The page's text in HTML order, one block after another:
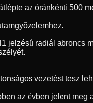
az óránkénti 500
radiál abroncs
vezetést tesz
az évben jelent